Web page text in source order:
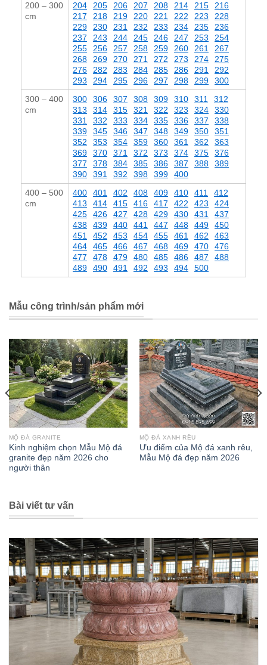
200 – 300
cm
204 205 206 207 208 214 215
216
217
218 219 220 221 222 223
228
229
230 231 232 233 234 235
236
237
243 244 245 246 247 253
254
255
256 257 258 259 260 261
267
268
269 270 271 272 273 274
275
276
282 283 284 285 286 291
292
293
294 295 296 297 298 299
300
300 – 400
cm
300 306 307 308 309 310 311
312
313
314 315 321 322 323 324
330
331
332 333 334 335 336 337
338
339
345 346 347 348 349 350
351
352
353 354 359 360 361 362
363
369
370 371 372 373 374 375
376
377
378 384 385 386 387 388
389
390
391 392 398 399
400
400 – 500
cm
400 401 402 408 409 410 411
412
413
414 415 416 417 422 423
424
425
426 427 428 429 430 431
437
438
439 440 441 447 448 449
450
451
452 453 454 455 461 462
463
464
465 466 467 468 469 470
476
477
478 479 480 485 486 487
488
489
490 491 492 493 494 500
Mẫu công trình/sản phẩm mới
MỘ ĐÁ GRANITE
Kinh nghiệm chọn Mẫu Mộ đá
granite đẹp năm 2026 cho
người thân
MỘ ĐÁ XANH RÊU
Ưu điểm của Mộ đá xanh rêu,
Mẫu Mộ đá đẹp năm 2026
Bài viết tư vấn